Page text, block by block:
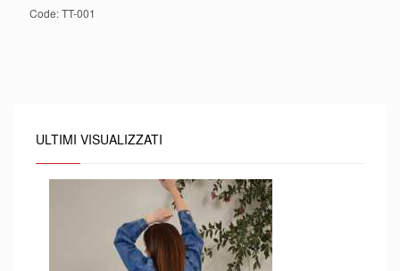
Code:TT-001
ULTIMI VISUALIZZATI